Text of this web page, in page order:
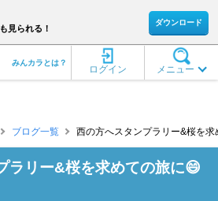
見られる！
ダウンロード
メニュー
ログイン
みんカラとは？
ブログ一覧 西の方へスタンプラリー&桜を
ラリー&桜を求めての旅に😄